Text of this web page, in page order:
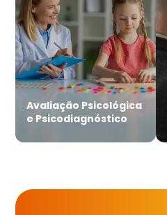
Avaliação Psicológica
e Psicodiagnóstico